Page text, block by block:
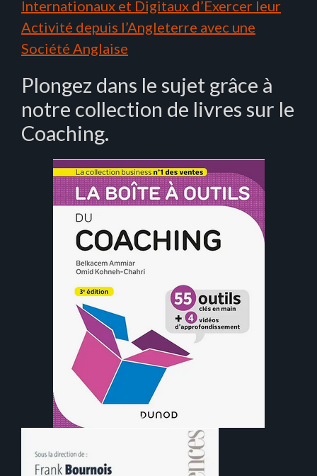
Internationaux et Digitaux d’Exercer leur
Activité depuis l’Angleterre avec une
Société Anglaise
Plongez dans le sujet grâce à
notre collection de livres sur le
Coaching.